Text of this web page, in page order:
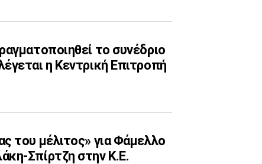
το συνέδριο
η Κεντρική Επιτροπή
του μέλιτος» για Φάμελλο
Σπίρτζη στην Κ.Ε.